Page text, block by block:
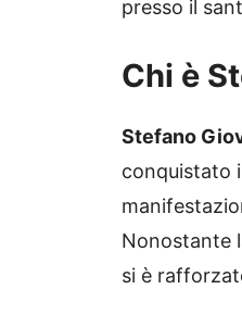
presso il
Chi è
Stefano
conquistato
Nonostante
si è